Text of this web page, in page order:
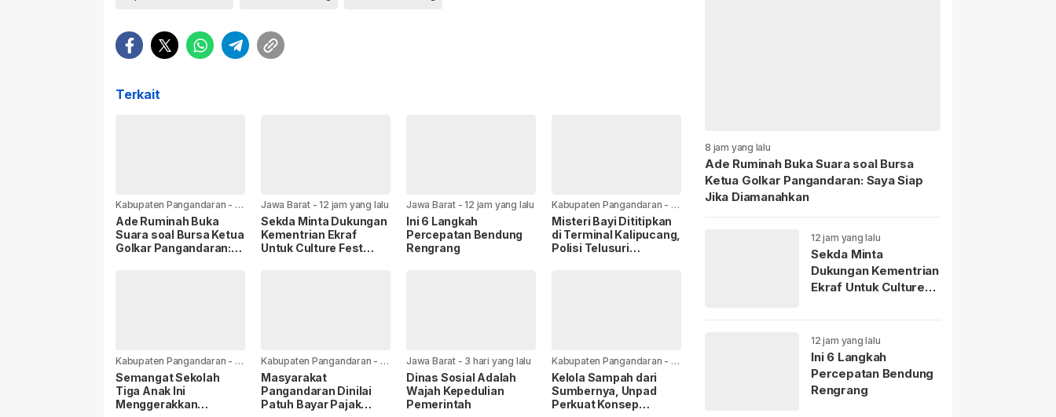
Terkait
Kabupaten Pangandaran - 8
jam yang lalu
Ade Ruminah Buka
Suara soal Bursa Ketua
Golkar Pangandaran:
Jawa Barat -12 jam yang lalu
Sekda Minta Dukungan
Kementrian Ekraf
Untuk Culture Fest
Jawa Barat -12 jam yang lalu
Ini 6 Langkah
Percepatan Bendung
Rengrang
Kabupaten Pangandaran - 13
jam yang lalu
Misteri Bayi Dititipkan
di Terminal Kalipucang,
Polisi Telusuri
Kabupaten Pangandaran - 1
hari yang lalu
Semangat Sekolah
Tiga Anak Ini
Menggerakkan
Kabupaten Pangandaran - 1
hari yang lalu
Masyarakat
Pangandaran Dinilai
Patuh Bayar Pajak
Jawa Barat - 3 hari yang lalu
Dinas Sosial Adalah
Wajah Kepedulian
Pemerintah
Kabupaten Pangandaran - 3
hari yang lalu
Kelola Sampah dari
Sumbernya, Unpad
Perkuat Konsep
8 jam yang lalu
Ade Ruminah Buka Suara soal Bursa
Ketua Golkar Pangandaran: Saya Siap
Jika Diamanahkan
12 jam yang lalu
Sekda Minta
Dukungan Kementrian
Ekraf Untuk Culture
12 jam yang lalu
Ini 6 Langkah
Percepatan Bendung
Rengrang